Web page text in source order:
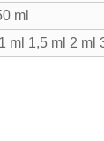
ml
ml 1,5 ml 2 ml